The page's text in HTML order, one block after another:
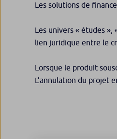
Les solutions de
Les univers « études
lien juridique entre le
Lorsque le produit
L’annulation du projet